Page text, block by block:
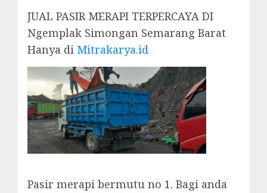
JUAL PASIR MERAPI TERPERCAYA DI
Ngemplak Simongan Semarang Barat
Hanya di Mitrakarya.id
Pasir merapi bermutu no 1. Bagi anda